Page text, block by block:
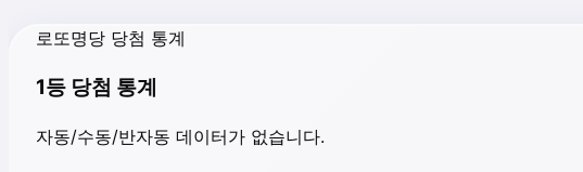
로또명당 당첨 통계
1등 당첨 통계
자동/수동/반자동 데이터가 없습니다.